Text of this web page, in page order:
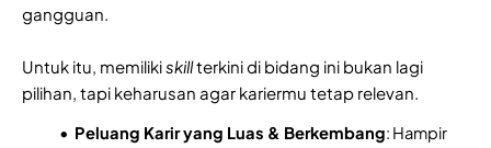
gangguan.
Untuk itu, memilikiskillterkini di bidang ini bukan lagi
pilihan, tapi keharusan agar kariermu tetap relevan.
Peluang Karir yang Luas & Berkembang: Hampir